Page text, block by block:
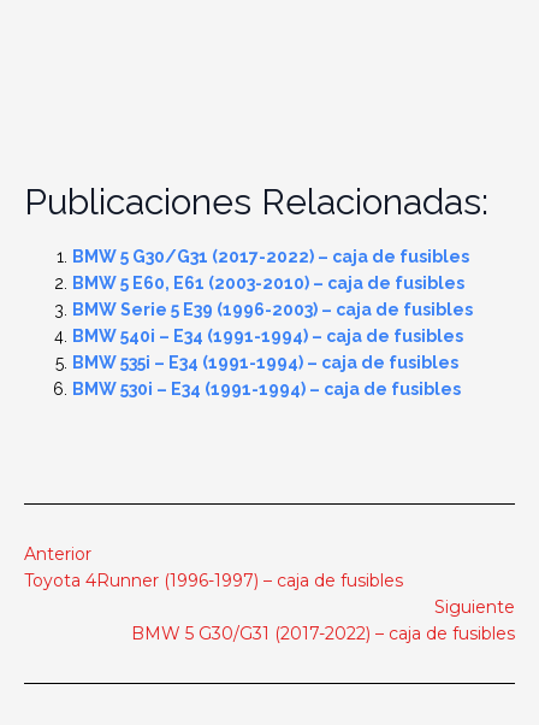
Publicaciones Relacionadas:
BMW 5 G30/G31 (2017-2022) – caja de fusibles
BMW 5 E60, E61 (2003-2010) – caja de fusibles
BMW Serie 5 E39 (1996-2003) – caja de fusibles
BMW 540i – E34 (1991-1994) – caja de fusibles
BMW 535i – E34 (1991-1994) – caja de fusibles
BMW 530i – E34 (1991-1994) – caja de fusibles
Anterior
Toyota 4Runner (1996-1997) – caja de fusibles
Siguiente
BMW 5 G30/G31 (2017-2022) – caja de fusibles